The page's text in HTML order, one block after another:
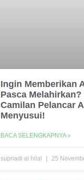
Ingin Memberikan
Pasca
Camilan Pelancar
Menyusui!
BACA SELENGKAPNYA »
supriadi al hilal 25